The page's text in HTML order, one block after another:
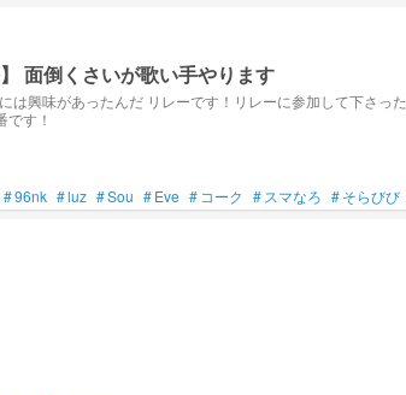
【歌い手】 【村人島リレー】 面倒くさいが歌い手やります
す！
#96nk #luz #Sou #Eve # コーク # スマなろ #そらびび